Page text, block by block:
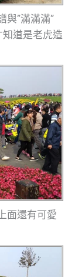
與”滿滿滿”
道是老虎造
面還有可愛